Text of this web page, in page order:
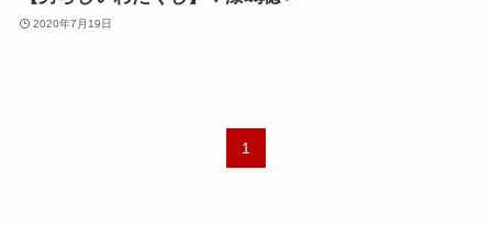
2020年7月19日
1